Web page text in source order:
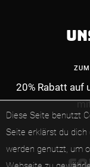
Diese Seite benutzt
Seite erklärst du
werden genutzt, um
20% Rabatt auf